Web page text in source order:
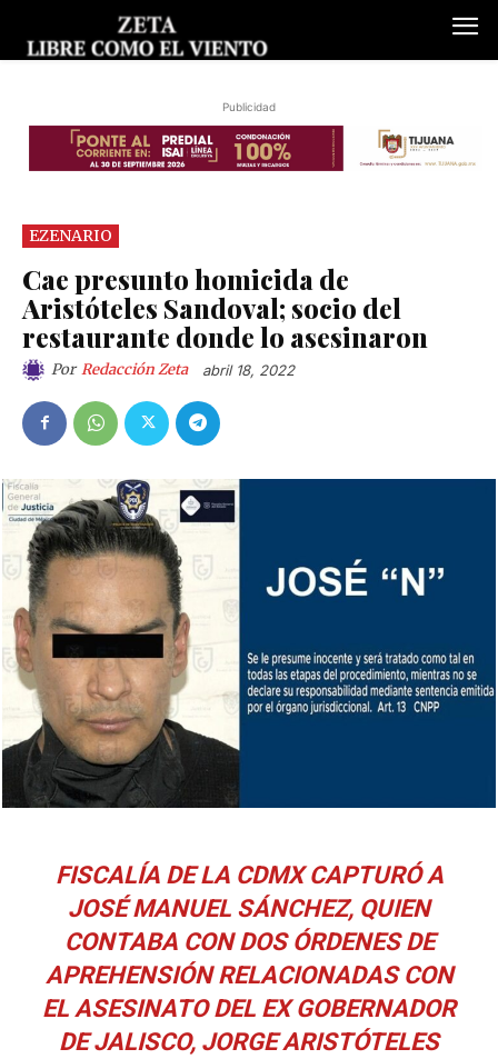
Publicidad
EZENARIO
Cae presunto homicida de
Aristóteles Sandoval; socio del
restaurante donde lo asesinaron
Por Redacción Zeta abril 18, 2022
FISCALÍA DE LA CDMX CAPTURÓ A
JOSÉ MANUEL SÁNCHEZ, QUIEN
CONTABA CON DOS ÓRDENES DE
APREHENSIÓN RELACIONADAS CON
EL ASESINATO DEL EX GOBERNADOR
DE JALISCO, JORGE ARISTÓTELES